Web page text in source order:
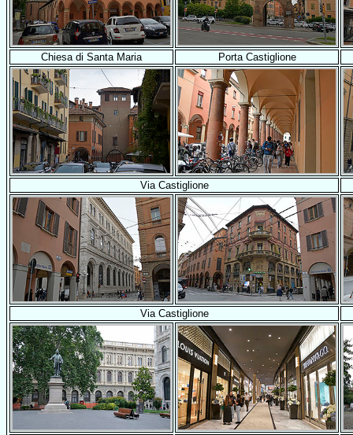
Chiesa di Santa Maria Porta Castiglione
Via Castiglione
Via Castiglione